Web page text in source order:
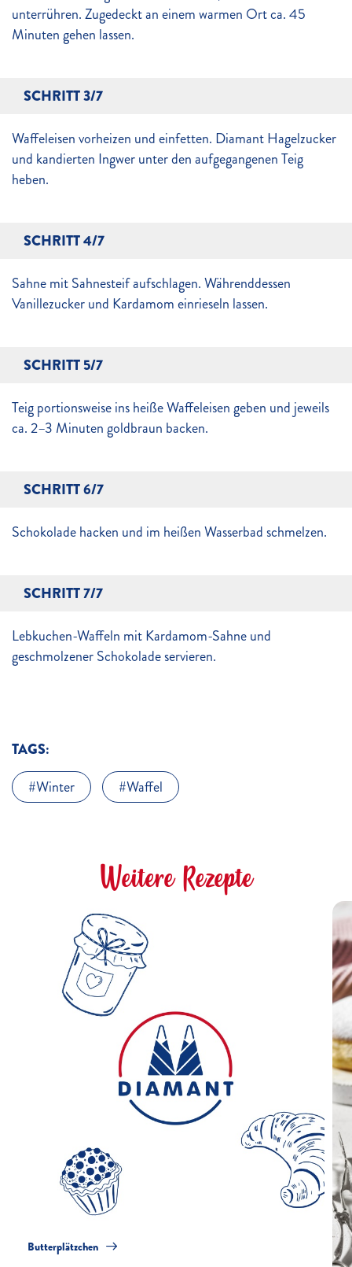
unterrühren. Zugedeckt an einem warmen Ort ca. 45
Minuten gehen lassen.
SCHRITT 3/7
Waffeleisen vorheizen und einfetten. Diamant Hagelzucker
und kandierten Ingwer unter den aufgegangenen Teig
heben.
SCHRITT 4/7
Sahne mit Sahnesteif aufschlagen. Währenddessen
Vanillezucker und Kardamom einrieseln lassen.
SCHRITT 5/7
Teig portionsweise ins heiße Waffeleisen geben und jeweils
ca. 2–3 Minuten goldbraun backen.
SCHRITT 6/7
Schokolade hacken und im heißen Wasserbad schmelzen.
SCHRITT 7/7
Lebkuchen-Waffeln mit Kardamom-Sahne und
geschmolzener Schokolade servieren.
TAGS:
Winter
Waffel
Weitere Rezepte
Butterplätzchen